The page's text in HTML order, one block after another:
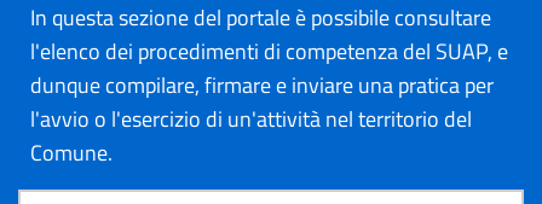
In questa sezione del portale è possibile consultare
l'elenco dei procedimenti di competenza del SUAP, e
dunque compilare, firmare e inviare una pratica per
l'avvio o l'esercizio di un'attività nel territorio del
Comune.